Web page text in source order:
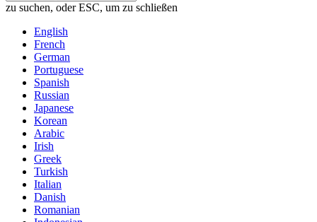
zu suchen, oder ESC, um zu schließen
English
French
German
Portuguese
Spanish
Russian
Japanese
Korean
Arabic
Irish
Greek
Turkish
Italian
Danish
Romanian